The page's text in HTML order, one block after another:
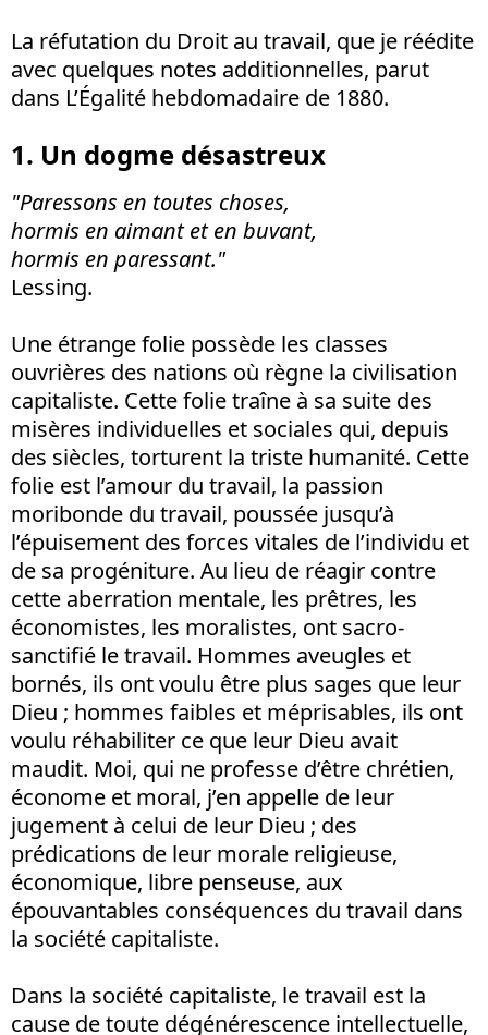
La réfutation du Droit au travail, que je réédite
avec quelques notes additionnelles, parut
dans L’Égalité hebdomadaire de 1880.
1. Un dogme désastreux
"Paressons en toutes choses,
hormis en aimant et en buvant,
hormis en paressant."
Lessing.
Une étrange folie possède les classes
ouvrières des nations où règne la civilisation
capitaliste. Cette folie traîne à sa suite des
misères individuelles et sociales qui, depuis
des siècles, torturent la triste humanité. Cette
folie est l’amour du travail, la passion
moribonde du travail, poussée jusqu’à
l’épuisement des forces vitales de l’individu et
de sa progéniture. Au lieu de réagir contre
cette aberration mentale, les prêtres, les
économistes, les moralistes, ont sacro-
sanctifié le travail. Hommes aveugles et
bornés, ils ont voulu être plus sages que leur
Dieu ; hommes faibles et méprisables, ils ont
voulu réhabiliter ce que leur Dieu avait
maudit. Moi, qui ne professe d’être chrétien,
économe et moral, j’en appelle de leur
jugement à celui de leur Dieu ; des
prédications de leur morale religieuse,
économique, libre penseuse, aux
épouvantables conséquences du travail dans
la société capitaliste.
Dans la société capitaliste, le travail est la
cause de toute dégénérescence intellectuelle,